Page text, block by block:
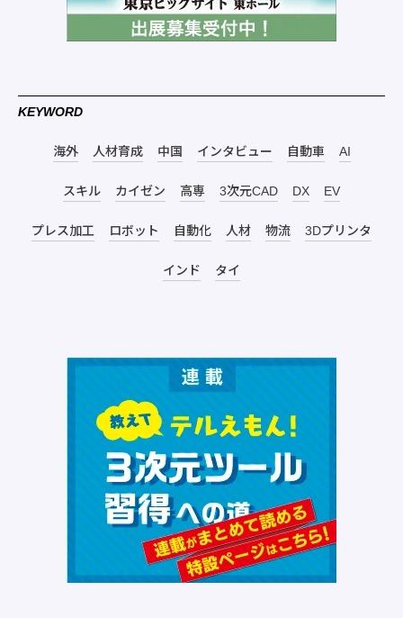
KEYWORD
海外 人材育成 中国 インタビュー 自動車 AI
スキル カイゼン 高専 3次元CAD DX EV
プレス加工 ロボット 自動化 人材 物流 3Dプリンタ
インド タイ